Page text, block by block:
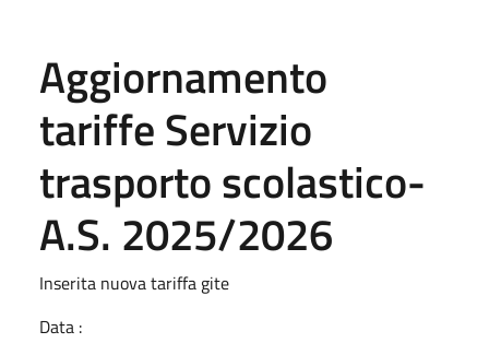
Aggiornamento
tariffe Servizio
trasporto scolastico-
A.S. 2025/2026
Inserita nuova tariffa gite
Data :